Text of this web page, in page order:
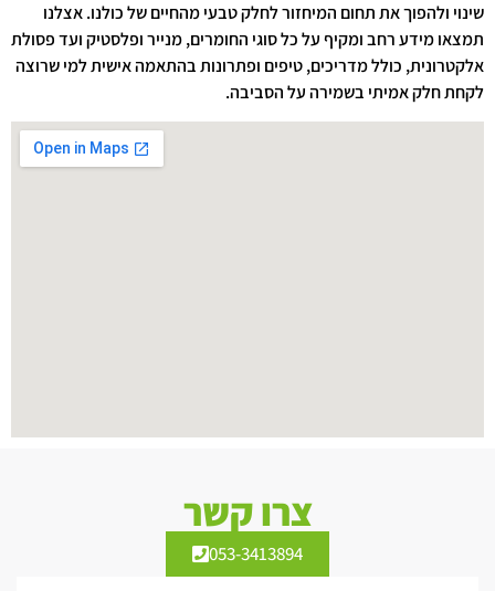
שינוי ולהפוך את תחום המיחזור לחלק טבעי מהחיים של כולנו. אצלנו
תמצאו מידע רחב ומקיף על כל סוגי החומרים, מנייר ופלסטיק ועד פסולת
אלקטרונית, כולל מדריכים, טיפים ופתרונות בהתאמה אישית למי שרוצה
לקחת חלק אמיתי בשמירה על הסביבה.
צרו קשר
053-3413894